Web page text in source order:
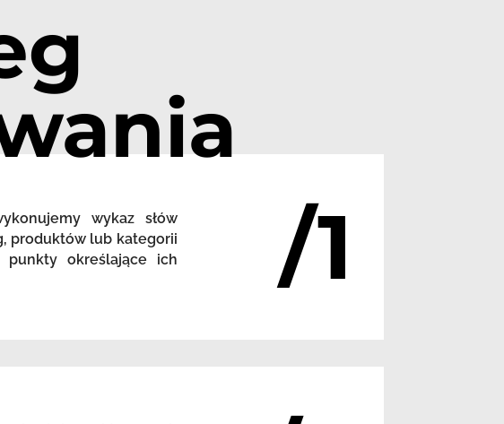
wykaz słów
produktów lub kategorii
punkty określające ich
/1